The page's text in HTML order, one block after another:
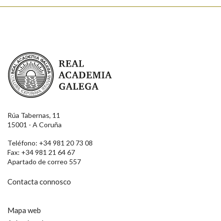
Real Academia Galega
Rúa Tabernas, 11
15001 - A Coruña
Teléfono: +34 981 20 73 08
Fax: +34 981 21 64 67
Apartado de correo 557
Contacta connosco
Mapa web